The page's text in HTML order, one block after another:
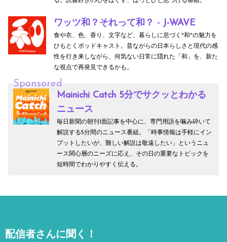
ワッツ和？それって和？ - J-WAVE
食や衣、色、香り、文字など、暮らしに息づく"和"の魅力を
ひもとくポッドキャスト。昔ながらの日本らしさと現代の感
性を行き来しながら、何気ない日常に隠れた「和」を、新た
な視点で再発見できるかも。
Sponsored
Mainichi Catch 5分でサクッとわかる
ニュース
毎日新聞の朝刊1面記事を中心に、専門用語を噛み砕いて
解説する5分間のニュース番組。「時事情報は手軽にイン
プットしたいが、難しい解説は敬遠したい」というニュ
ース関心層のニーズに応え、その日の重要なトピックを
短時間でわかりやすく伝える。
配信者さんに聞く！